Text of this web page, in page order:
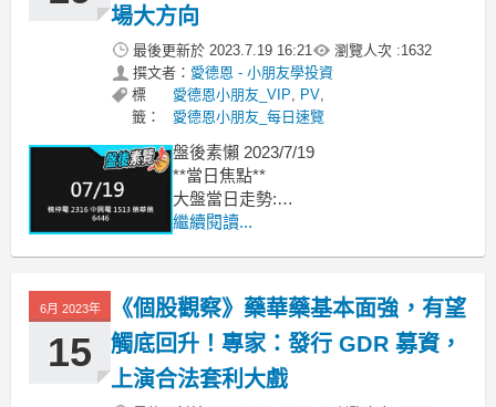
場大方向
最後更新於 2023.7.19 16:21 瀏覽人次 :1632
撰文者： 愛德恩 - 小朋友學投資
標
籤：
愛德恩小朋友_VIP, PV,
愛德恩小朋友_每日速覽
盤後素懶 2023/7/19
**當日焦點**
大盤當日走勢:
大盤破5日線，macd紅柱減少，櫃買整
震盪，禮拜4是台積電法說，有可能會是
關鍵，可以等台積電法說結束看看資金
會往哪裡走。
繼續閱讀...
6月 2023年
15
《個股觀察》藥華藥基本面強，有望
觸底回升！專家：發行 GDR 募資，
上演合法套利大戲